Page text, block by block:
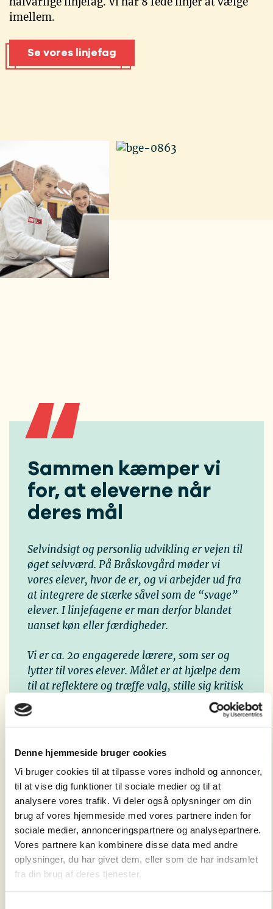
Denne hjemmeside bruger cookies
Vi bruger cookies til at tilpasse vores indhold og annoncer,
til at vise dig funktioner til sociale medier og til at
analysere vores trafik. Vi deler også oplysninger om din
brug af vores hjemmeside med vores partnere inden for
sociale medier, annonceringspartnere og analysepartnere.
Vores partnere kan kombinere disse data med andre
oplysninger, du har givet dem, eller som de har indsamlet
fra din brug af deres tjenester.
imellem.
Se vores linjefag
Sammen kæmper vi
for, at eleverne når
deres mål
Selvindsigt og personlig udvikling er vejen til
øget selvværd. På Bråskovgård møder vi
vores elever, hvor de er, og vi arbejder ud fra
at integrere de stærke såvel som de “svage”
elever. I linjefagene er man derfor blandet
uanset køn eller færdigheder.
Vi er ca. 20 engagerede lærere, som ser og
lytter til vores elever. Målet er at hjælpe dem
til at reflektere og træffe valg, stille sig kritisk
overfor opgaver og vurdere – og give dem
lysten til fortsat at arbejde med personlige,
sociale og faglige kompetencer. Vi hjælper
dem til at sætte realistiske mål, og sammen
kæmper vi for, at de når deres mål.
Jens Henrik Ottesen, lærer på
Bråskovgård Efterskole: